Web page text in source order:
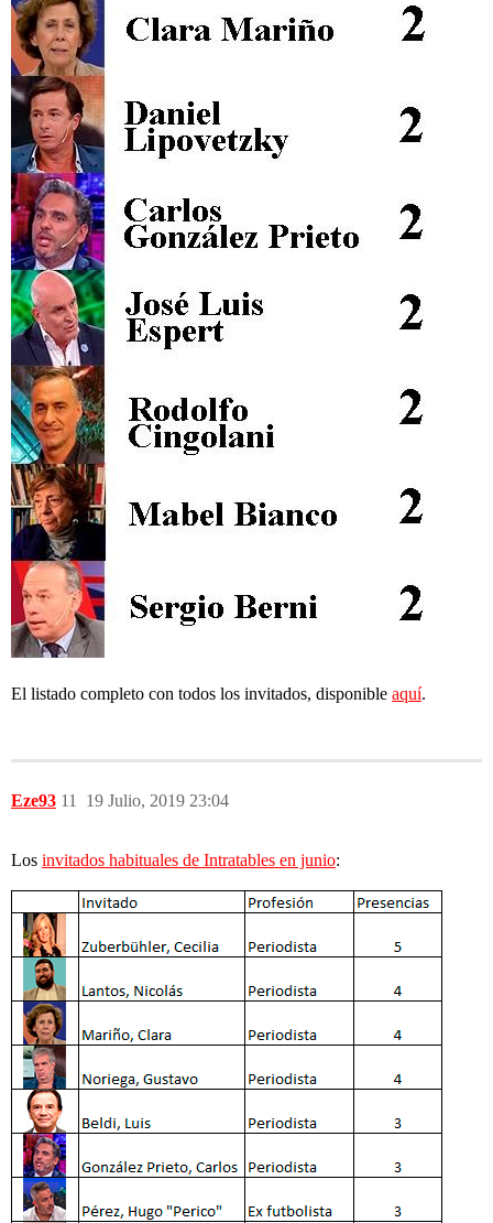
El listado completo con todos los invitados, disponible aquí.
Eze93 19 Julio, 2019 23:04
11
Los invitados habituales de Intratables en junio: